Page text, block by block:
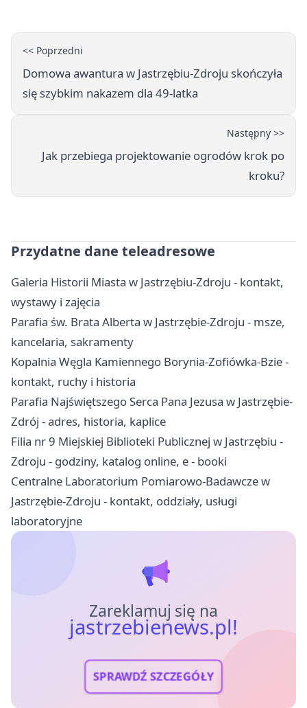
<< Poprzedni
Domowa awantura w Jastrzębiu-Zdroju skończyła
się szybkim nakazem dla 49-latka
Następny >>
Jak przebiega projektowanie ogrodów krok po
kroku?
Przydatne dane teleadresowe
Galeria Historii Miasta w Jastrzębiu-Zdroju - kontakt,
wystawy i zajęcia
Parafia św. Brata Alberta w Jastrzębie-Zdroju - msze,
kancelaria, sakramenty
Kopalnia Węgla Kamiennego Borynia-Zofiówka-Bzie -
kontakt, ruchy i historia
Parafia Najświętszego Serca Pana Jezusa w Jastrzębie-
Zdrój - adres, historia, kaplice
Filia nr 9 Miejskiej Biblioteki Publicznej w Jastrzębiu -
Zdroju - godziny, katalog online, e - booki
Centralne Laboratorium Pomiarowo-Badawcze w
Jastrzębie-Zdroju - kontakt, oddziały, usługi
laboratoryjne
Zareklamuj się na
jastrzebienews.pl!
SPRAWDŹ SZCZEGÓŁY